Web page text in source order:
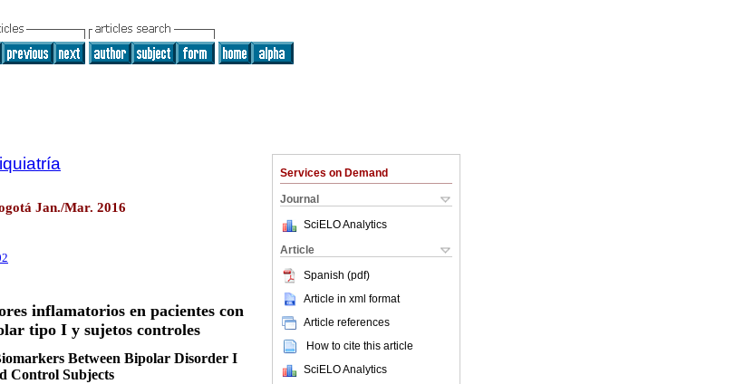
Services on Demand
Journal
SciELO Analytics
Article
Spanish (pdf)
Article in xml format
Article references
How to cite this article
SciELO Analytics
Jan./Mar. 2016
inflamatorios en pacientes con
tipo I y sujetos controles
Between Bipolar Disorder I
Control Subjects